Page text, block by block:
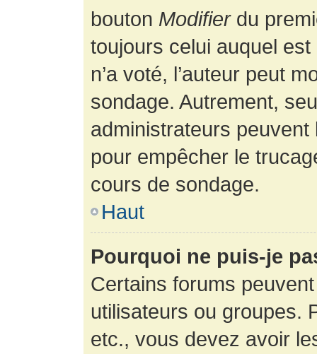
bouton Modifierdu
toujours celui auquel
n’a voté, l’auteur peut
sondage. Autrement,
administrateurs
pour empêcher le
cours de sondage.
Haut
Pourquoi ne puis-je
Certains forums
utilisateurs ou groupes.
etc., vous devez avoir